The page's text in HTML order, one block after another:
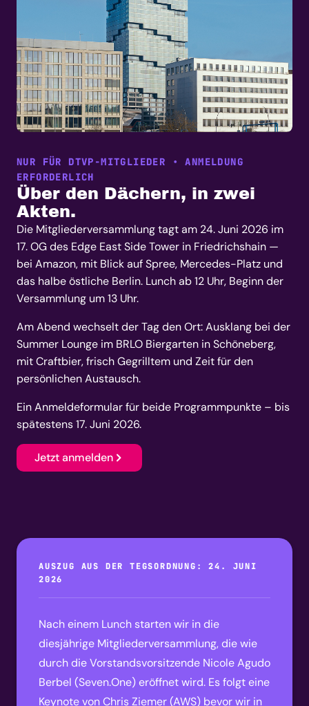
NUR FÜR DTVP-MITGLIEDER • ANMELDUNG
ERFORDERLICH
Über den Dächern, in zwei
Akten.
Die Mitgliederversammlung tagt am 24. Juni 2026 im
17. OG des Edge East Side Tower in Friedrichshain —
bei Amazon, mit Blick auf Spree, Mercedes-Platz und
das halbe östliche Berlin. Lunch ab 12 Uhr, Beginn der
Versammlung um 13 Uhr.
Am Abend wechselt der Tag den Ort: Ausklang bei der
Summer Lounge im BRLO Biergarten in Schöneberg,
mit Craftbier, frisch Gegrilltem und Zeit für den
persönlichen Austausch.
Ein Anmeldeformular für beide Programmpunkte – bis
spätestens 17. Juni 2026.
Jetzt anmelden
AUSZUG AUS DER TEGSORDNUNG: 24. JUNI
2026
Nach einem Lunch starten wir in die
diesjährige Mitgliederversammlung, die wie
durch die Vorstandsvorsitzende Nicole Agudo
Berbel (Seven.One) eröffnet wird. Es folgt eine
Keynote von Chris Ziemer (AWS) bevor wir in